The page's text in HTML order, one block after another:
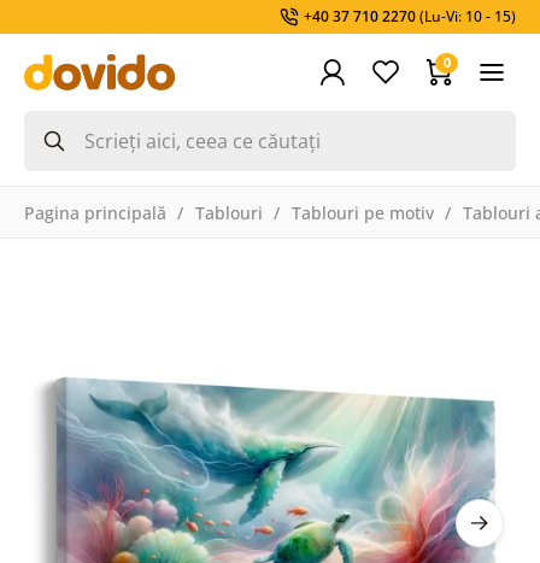
+40 37 710 2270(Lu-Vi: 10 - 15)
0
Pagina principală Tablouri Tablouri pe motiv Tablouri